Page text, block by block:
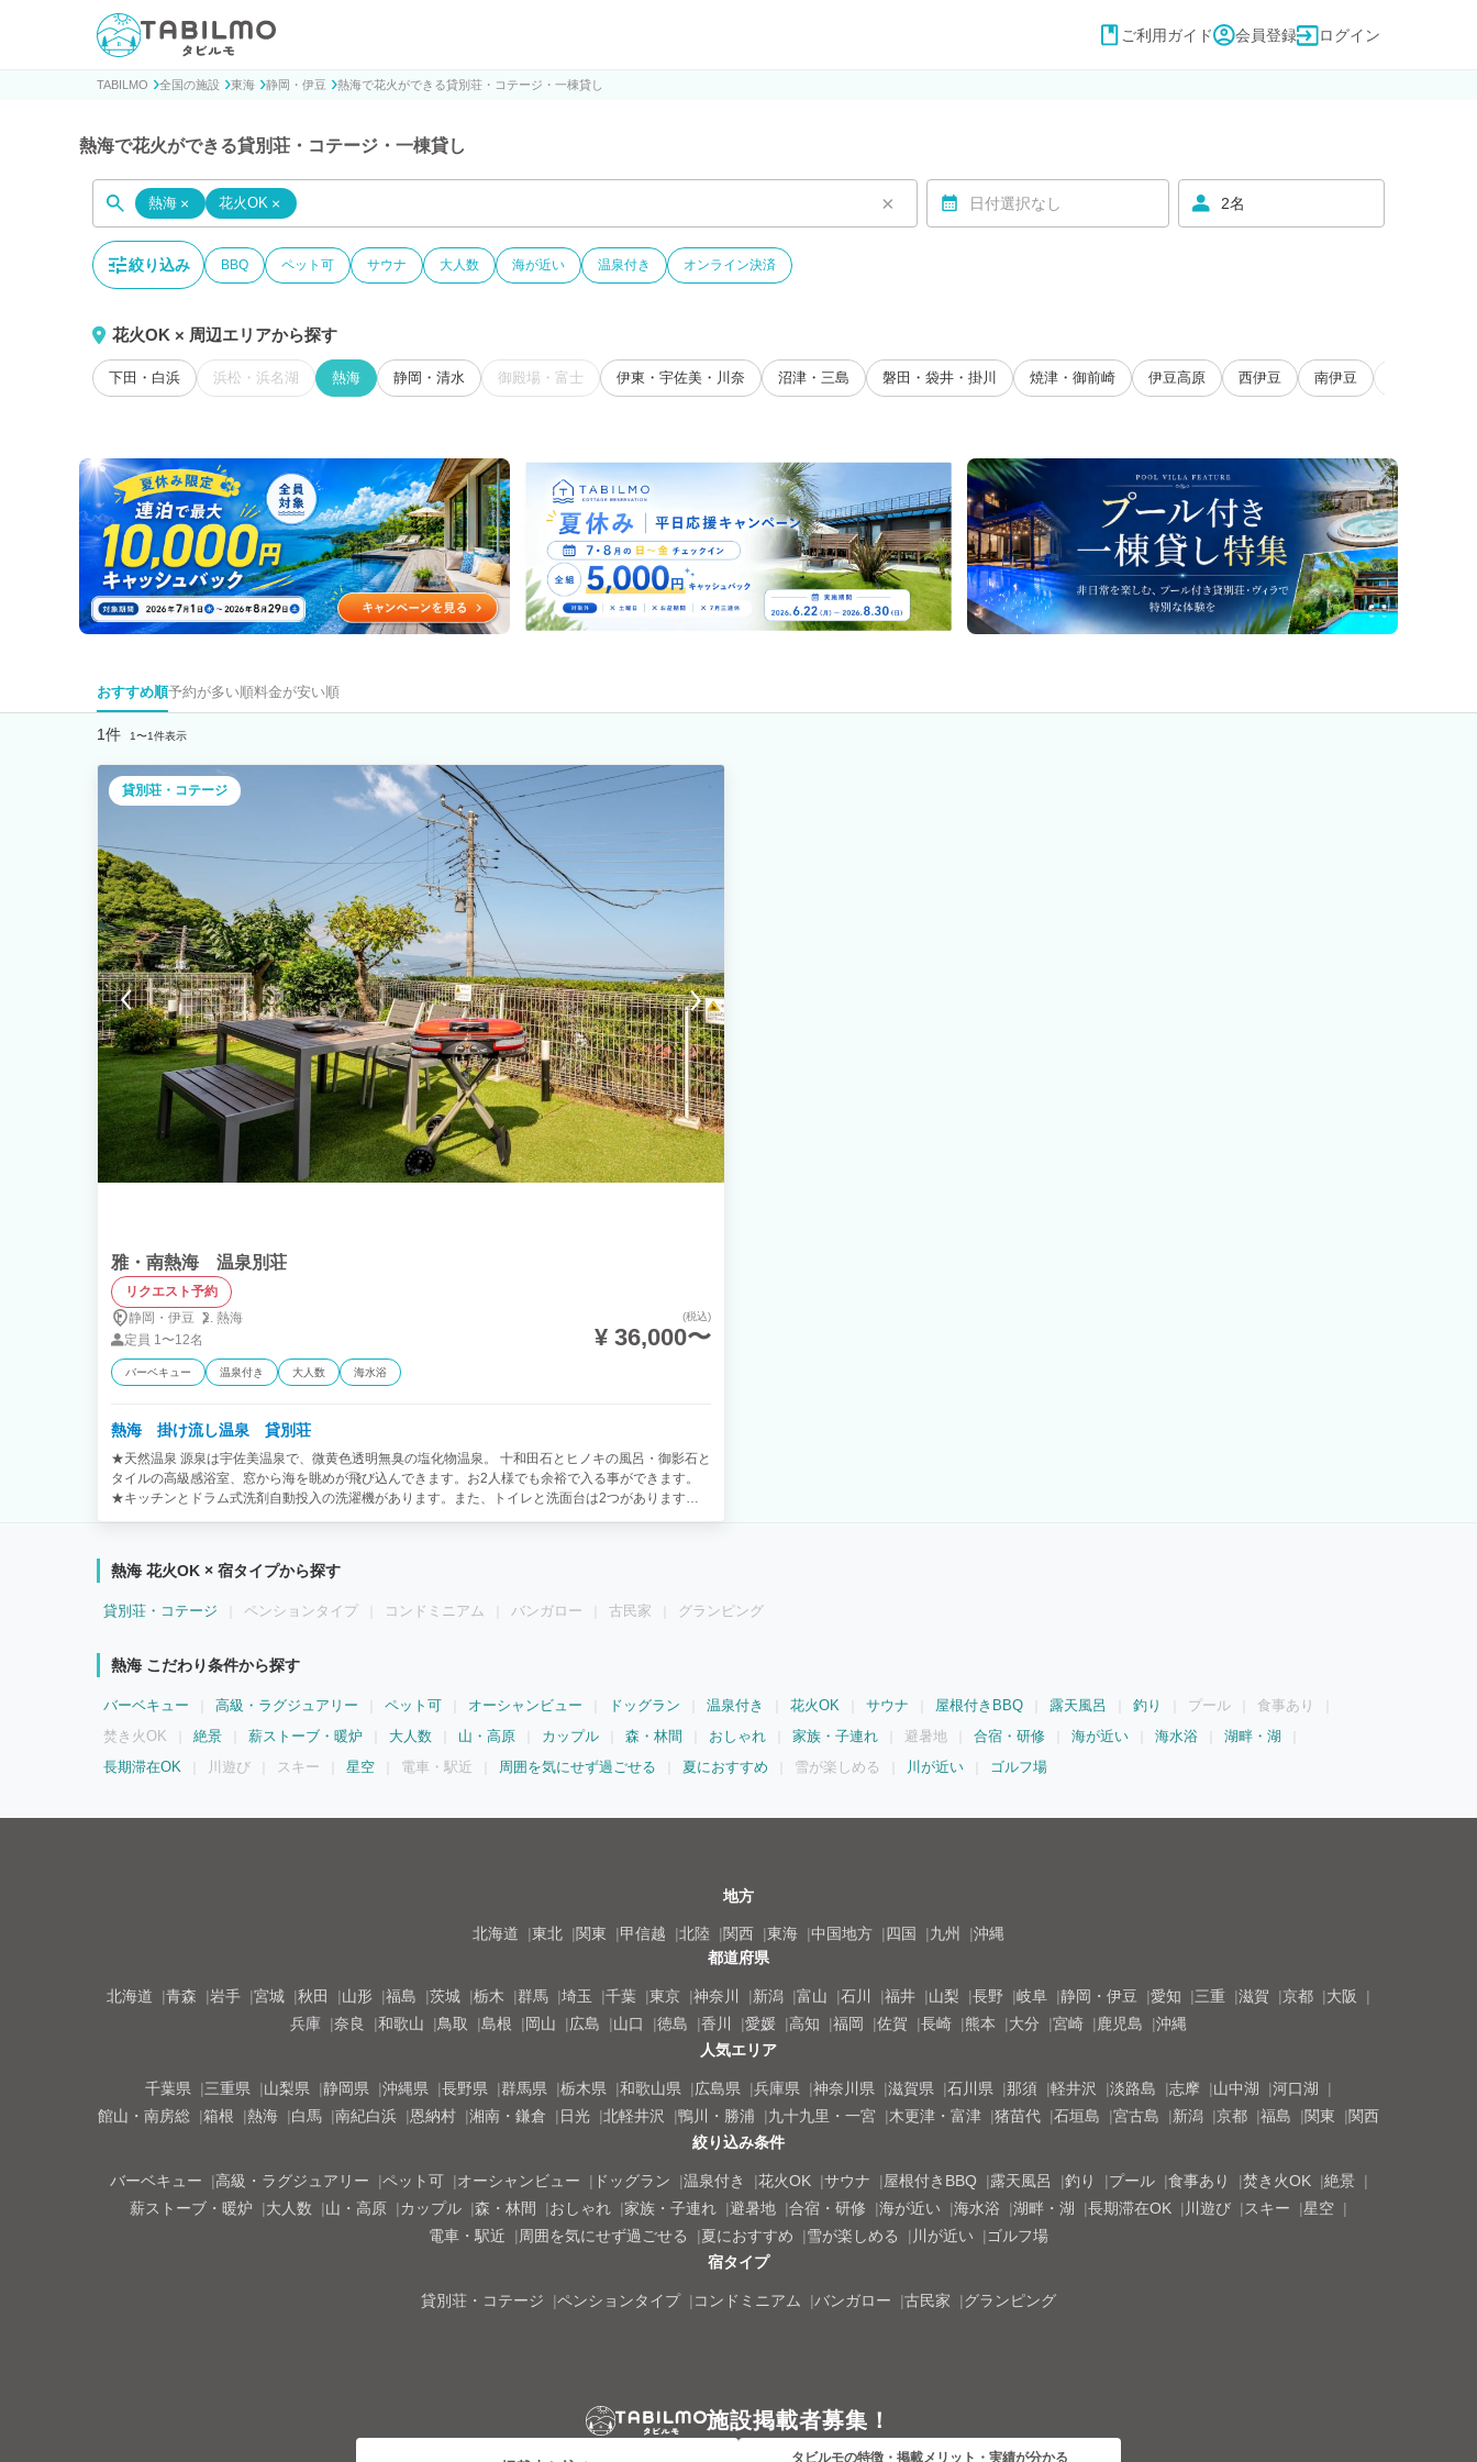
貸別荘コテージ・一棟貸し宿泊予約サイトTABILMO(タビルモ)
ご利用ガイド 会員登録 ログイン
TABILMO 全国の施設 東海 静岡・伊豆 熱海で花火ができる貸別荘・コテージ・一棟貸し
熱海で花火ができる貸別荘・コテージ・一棟貸し
熱海 × 花火OK × × 日付選択なし 2名
絞り込み BBQ ペット可 サウナ 大人数 海が近い 温泉付き オンライン決済
花火OK × 周辺エリアから探す
下田・白浜 浜松・浜名湖 熱海 静岡・清水 御殿場・富士 伊東・宇佐美・川奈 沼津・三島 磐田・袋井・掛川 焼津・御前崎 伊豆高原 西伊豆 南伊豆
おすすめ順予約が多い順料金が安い順
1件 1〜1件表示
貸別荘・コテージ
雅・南熱海 温泉別荘
リクエスト予約
静岡・伊豆
熱海
定員 1〜12名
(税込)
¥ 36,000〜
バーベキュー 温泉付き 大人数 海水浴
熱海 掛け流し温泉 貸別荘
★天然温泉 源泉は宇佐美温泉で、微黄色透明無臭の塩化物温泉。 十和田石とヒノキの風呂・御影石と
タイルの高級感浴室、窓から海を眺めが飛び込んできます。お2人様でも余裕で入る事ができます。
★キッチンとドラム式洗剤自動投入の洗濯機があります。また、トイレと洗面台は2つがあります。
熱海 花火OK × 宿タイプから探す
貸別荘・コテージ ペンションタイプ コンドミニアム バンガロー 古民家 グランピング
熱海 こだわり条件から探す
バーベキュー 高級・ラグジュアリー ペット可 オーシャンビュー ドッグラン 温泉付き 花火OK サウナ 屋根付きBBQ 露天風呂 釣り プール
食事あり
焚き火OK
絶景 薪ストーブ・暖炉 大人数 山・高原 カップル 森・林間 おしゃれ 家族・子連れ 避暑地 合宿・研修 海が近い 海水浴
湖畔・湖
長期滞在OK
川遊び スキー 星空 電車・駅近 周囲を気にせず過ごせる 夏におすすめ 雪が楽しめる 川が近い ゴルフ場
地方
北海道 東北 関東 甲信越 北陸 関西 東海 中国地方 四国 九州
沖縄
都道府県
北海道 青森 岩手 宮城 秋田 山形 福島 茨城 栃木 群馬 埼玉 千葉 東京 神奈川 新潟 富山 石川 福井 山梨 長野 岐阜 静岡・伊豆 愛知 三重 滋賀 京都
大阪
兵庫
奈良 和歌山 鳥取 島根 岡山 広島 山口 徳島 香川 愛媛 高知 福岡 佐賀 長崎 熊本 大分 宮崎 鹿児島
沖縄
人気エリア
千葉県 三重県 山梨県 静岡県 沖縄県 長野県 群馬県 栃木県 和歌山県 広島県 兵庫県 神奈川県 滋賀県 石川県 那須 軽井沢 淡路島 志摩 山中湖
河口湖
館山・南房総
箱根 熱海 白馬 南紀白浜 恩納村 湘南・鎌倉 日光 北軽井沢 鴨川・勝浦 九十九里・一宮 木更津・富津 猪苗代 石垣島 宮古島 新潟 京都 福島 関東
関西
絞り込み条件
バーベキュー 高級・ラグジュアリー ペット可 オーシャンビュー ドッグラン 温泉付き 花火OK サウナ 屋根付きBBQ 露天風呂 釣り プール 食事あり 焚き火OK
絶景
薪ストーブ・暖炉
大人数 山・高原 カップル 森・林間 おしゃれ 家族・子連れ 避暑地 合宿・研修 海が近い 海水浴 湖畔・湖 長期滞在OK 川遊び スキー
星空
電車・駅近
周囲を気にせず過ごせる 夏におすすめ 雪が楽しめる 川が近い
ゴルフ場
宿タイプ
貸別荘・コテージ ペンションタイプ コンドミニアム バンガロー 古民家 グランピング
施設掲載者募集！
タビルモの特徴・掲載メリット・実績が分かる